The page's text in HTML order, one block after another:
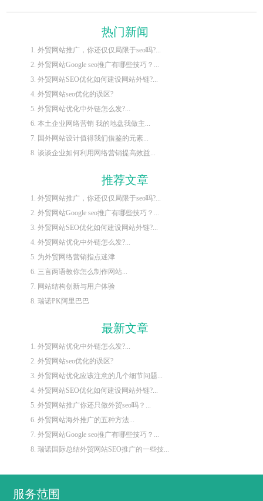
热门新闻
1. 外贸网站推广，你还仅仅局限于seo吗?...
2. 外贸网站Google seo推广有哪些技巧？...
3. 外贸网站SEO优化如何建设网站外链?...
4. 外贸网站seo优化的误区?
5. 外贸网站优化中外链怎么发?...
6. 本土企业网络营销 我的地盘我做主...
7. 国外网站设计值得我们借鉴的元素...
8. 谈谈企业如何利用网络营销提高效益...
推荐文章
1. 外贸网站推广，你还仅仅局限于seo吗?...
2. 外贸网站Google seo推广有哪些技巧？...
3. 外贸网站SEO优化如何建设网站外链?...
4. 外贸网站优化中外链怎么发?...
5. 为外贸网络营销指点迷津
6. 三言两语教你怎么制作网站...
7. 网站结构创新与用户体验
8. 瑞诺PK阿里巴巴
最新文章
1. 外贸网站优化中外链怎么发?...
2. 外贸网站seo优化的误区?
3. 外贸网站优化应该注意的几个细节问题...
4. 外贸网站SEO优化如何建设网站外链?...
5. 外贸网站推广你还只做外贸seo吗？...
6. 外贸网站海外推广的五种方法...
7. 外贸网站Google seo推广有哪些技巧？...
8. 瑞诺国际总结外贸网站SEO推广的一些技...
服务范围